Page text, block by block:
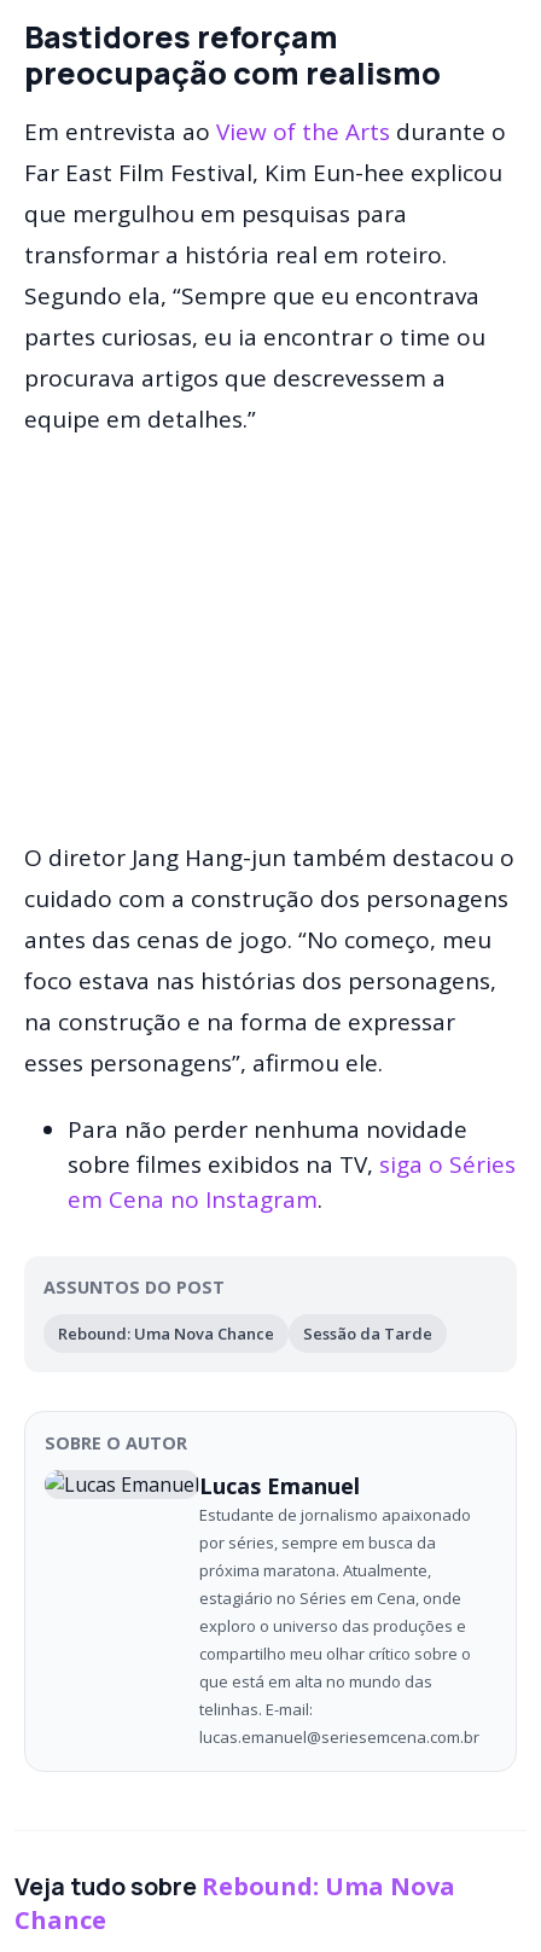
Bastidores reforçam
preocupação com realismo
Em entrevista ao View of the Arts durante o
Far East Film Festival, Kim Eun-hee explicou
que mergulhou em pesquisas para
transformar a história real em roteiro.
Segundo ela, “Sempre que eu encontrava
partes curiosas, eu ia encontrar o time ou
procurava artigos que descrevessem a
equipe em detalhes.”
O diretor Jang Hang-jun também destacou o
cuidado com a construção dos personagens
antes das cenas de jogo. “No começo, meu
foco estava nas histórias dos personagens,
na construção e na forma de expressar
esses personagens”, afirmou ele.
Para não perder nenhuma novidade
sobre filmes exibidos na TV, siga o Séries
em Cena no Instagram.
ASSUNTOS DO POST
Rebound: Uma Nova Chance Sessão da Tarde
SOBRE O AUTOR
Lucas Emanuel
Estudante de jornalismo apaixonado
por séries, sempre em busca da
próxima maratona. Atualmente,
estagiário no Séries em Cena, onde
exploro o universo das produções e
compartilho meu olhar crítico sobre o
que está em alta no mundo das
telinhas. E-mail:
lucas.emanuel@seriesemcena.com.br
Veja tudo sobre Rebound: Uma Nova
Chance